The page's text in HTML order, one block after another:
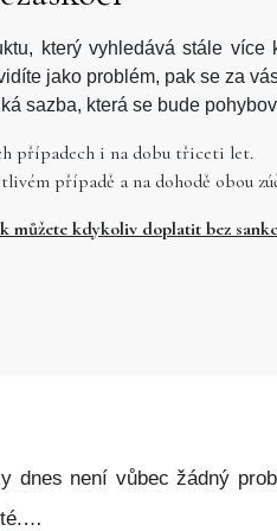
který vyhledává stále
jako problém, pak se za
sazba, která se bude
případech i na dobu třiceti let.
případě a na dohodě obou
můžete kdykoliv doplatit bez
dnes není vůbec žádný